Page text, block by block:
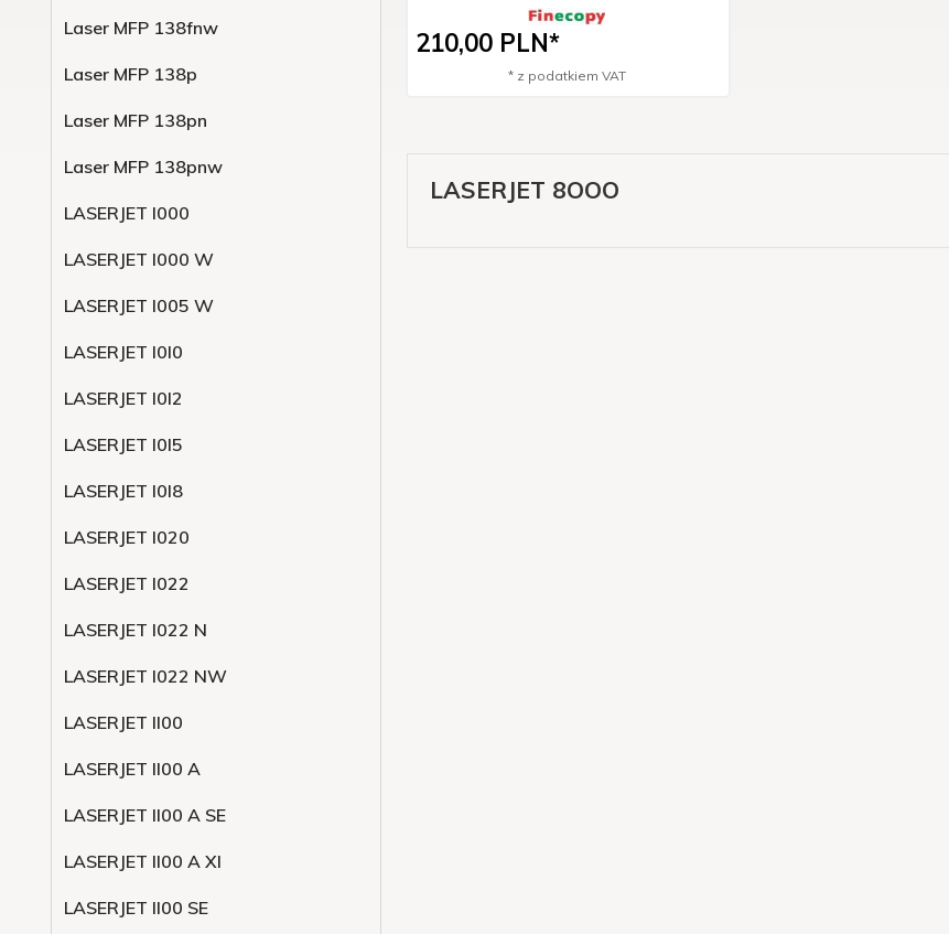
Laser MFP 138fnw
Laser MFP 138p
Laser MFP 138pn
Laser MFP 138pnw
LASERJET l000
LASERJET l000 W
LASERJET l005 W
LASERJET l0l0
LASERJET l0l2
LASERJET l0l5
LASERJET l0l8
LASERJET l020
LASERJET l022
LASERJET l022 N
LASERJET l022 NW
LASERJET ll00
LASERJET ll00 A
LASERJET ll00 A SE
LASERJET ll00 A XI
LASERJET ll00 SE
210,00 PLN*
* z podatkiem VAT
LASERJET 8OOO